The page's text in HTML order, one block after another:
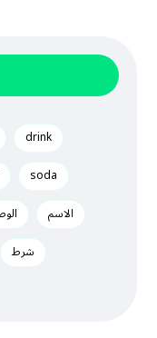
drink
soda
الاسم
شرط